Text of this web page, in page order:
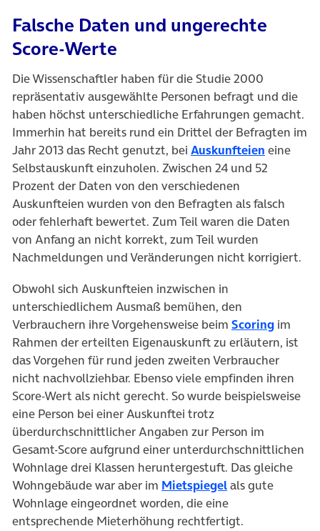
Falsche Daten und ungerechte
Score-Werte
Die Wissenschaftler haben für die Studie 2000
repräsentativ ausgewählte Personen befragt und die
haben höchst unterschiedliche Erfahrungen gemacht.
Immerhin hat bereits rund ein Drittel der Befragten im
Jahr 2013 das Recht genutzt, bei Auskunfteien (öffnet in
eine
Selbstauskunft einzuholen. Zwischen 24 und 52
Prozent der Daten von den verschiedenen
Auskunfteien wurden von den Befragten als falsch
oder fehlerhaft bewertet. Zum Teil waren die Daten
von Anfang an nicht korrekt, zum Teil wurden
Nachmeldungen und Veränderungen nicht korrigiert.
Obwohl sich Auskunfteien inzwischen in
unterschiedlichem Ausmaß bemühen, den
Verbrauchern ihre Vorgehensweise beim Scoring(öffnet
im
Rahmen der erteilten Eigenauskunft zu erläutern, ist
das Vorgehen für rund jeden zweiten Verbraucher
nicht nachvollziehbar. Ebenso viele empfinden ihren
Score-Wert als nicht gerecht. So wurde beispielsweise
eine Person bei einer Auskunftei trotz
überdurchschnittlicher Angaben zur Person im
Gesamt-Score aufgrund einer unterdurchschnittlichen
Wohnlage drei Klassen heruntergestuft. Das gleiche
Wohngebäude war aber im Mietspiegel(öffnet in
als gute
Wohnlage eingeordnet worden, die eine
entsprechende Mieterhöhung rechtfertigt.